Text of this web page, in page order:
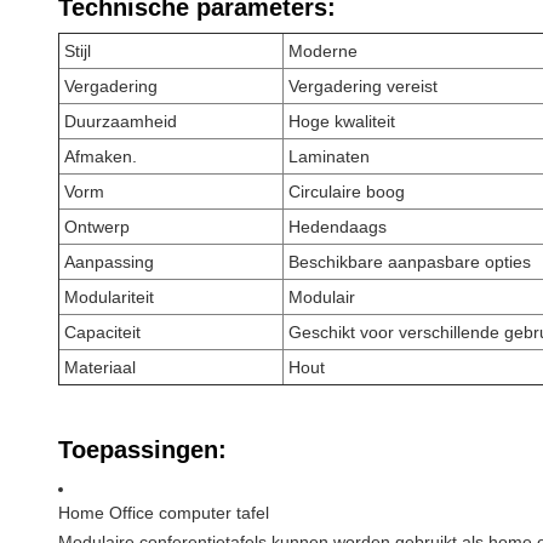
Technische parameters:
Stijl
Moderne
Vergadering
Vergadering vereist
Duurzaamheid
Hoge kwaliteit
Afmaken.
Laminaten
Vorm
Circulaire boog
Ontwerp
Hedendaags
Aanpassing
Beschikbare aanpasbare opties
Modulariteit
Modulair
Capaciteit
Geschikt voor verschillende
Materiaal
Hout
Toepassingen:
Home Office computer tafel